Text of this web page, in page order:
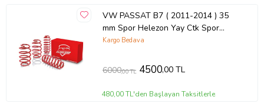
VW PASSAT B7 ( 2011-2014 ) 35
mm Spor Helezon Yay Ctk Spor
Springs 4 Lü Set 5 Yıl Garantili
Kargo Bedava
6000,00 TL 4500,00 TL
480,00 TL'den Başlayan Taksitlerle